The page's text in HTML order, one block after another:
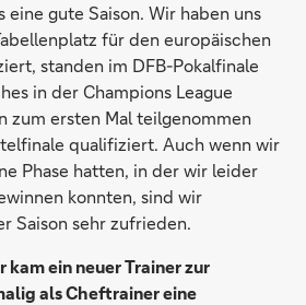
eine gute Saison. Wir haben uns
für den europäischen
standen im DFB-Pokalfinale
in der Champions League
zum ersten Mal teilgenommen
qualifiziert. Auch wenn wir
Phase hatten, in der wir leider
konnten, sind wir
Saison sehr zufrieden.
ein neuer Trainer zur
als Cheftrainer eine